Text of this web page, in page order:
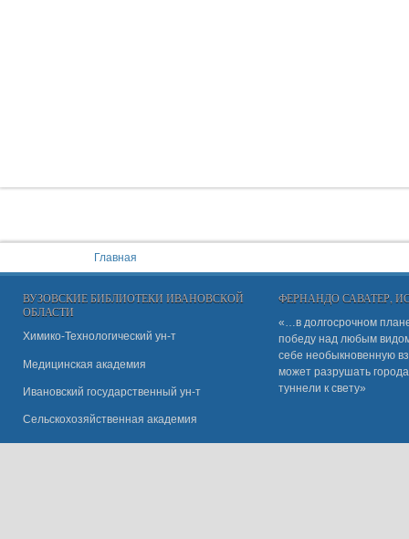
Главная
ВУЗОВСКИЕ БИБЛИОТЕКИ ИВАНОВСКОЙ
ОБЛАСТИ
Химико-Технологический ун-т
Медицинская академия
Ивановский государственный ун-т
Сельскохозяйственная академия
ФЕРНАНДО САВАТЕР,
«…в долгосрочном
победу над любым
себе необыкновенную
может разрушать
туннели к свету»